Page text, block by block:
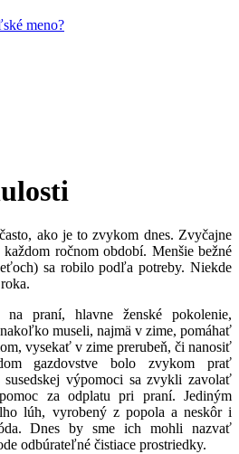
meno?
ako je to zvykom dnes. Zvyčajne
ročnom období. Menšie bežné
sa robilo podľa potreby. Niekde
praní, hlavne ženské pokolenie,
museli, najmä v zime, pomáhať
vysekať v zime prerubeň, či nanosiť
gazdovstve bolo zvykom prať
susedskej výpomoci sa zvykli zavolať
za odplatu pri praní. Jediným
lúh, vyrobený z popola a neskôr i
Dnes by sme ich mohli nazvať
odbúrateľné čistiace prostriedky.